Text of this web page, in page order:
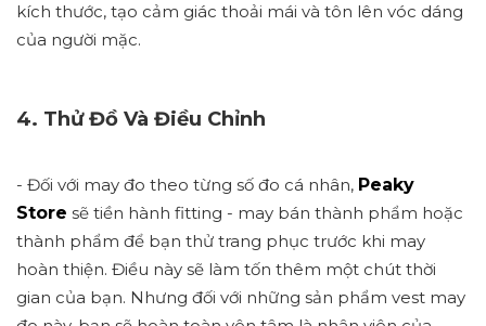
kích thước, tạo cảm giác thoải mái và tôn lên vóc dáng
của người mặc.
4. Thử Đồ Và Điều Chỉnh
- Đối với may đo theo từng số đo cá nhân, Peaky
Store sẽ tiền hành fitting - may bán thành phẩm hoặc
thành phẩm để bạn thử trang phục trước khi may
hoàn thiện. Điều này sẽ làm tốn thêm một chút thời
gian của bạn. Nhưng đối với những sản phẩm vest may